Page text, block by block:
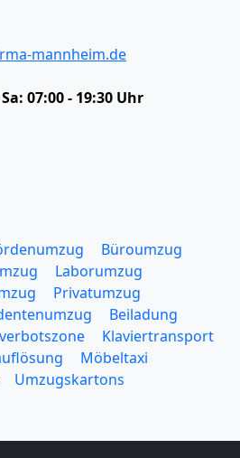
mannheim.de
07:00 - 19:30 Uhr
Büroumzug
Laborumzug
Privatumzug
Beiladung
Klaviertransport
Möbeltaxi
Umzugskartons